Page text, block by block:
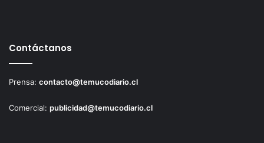
Contáctanos
Prensa: contacto@temucodiario.cl
Comercial: publicidad@temucodiario.cl